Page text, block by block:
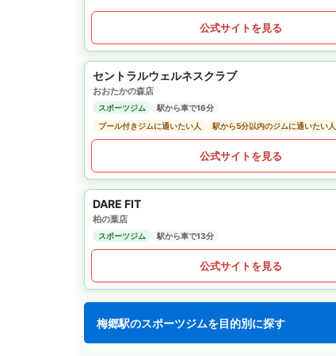
公式サイトを見る
セントラルウェルネスクラブ
おおたかの森店
スポーツジム
駅から車で16分
プール付きジムに通いたい人
駅から5分以内のジムに通いたい人
公式サイトを見る
DARE FIT
柏の葉店
スポーツジム 駅から車で13分
公式サイトを見る
梅郷駅のスポーツジムを目的別に探す